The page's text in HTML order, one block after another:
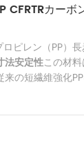
カーボ
ピレン（PP）長
法安定性この材
来の短繊維強化